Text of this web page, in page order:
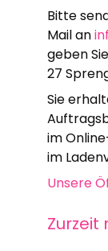
Bitte
Mail an
geben
27
Sie
im
im
Unsere